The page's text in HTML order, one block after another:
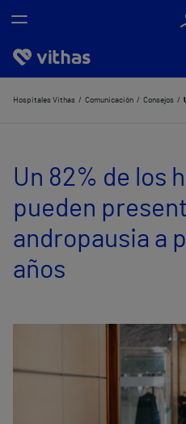
Nosotros
Servicios de salud
Equipo médico y asistencial
Información útil
Hospitales Vithas Comunicación Consejos
Un 82% de los
pueden
andropausia a
años